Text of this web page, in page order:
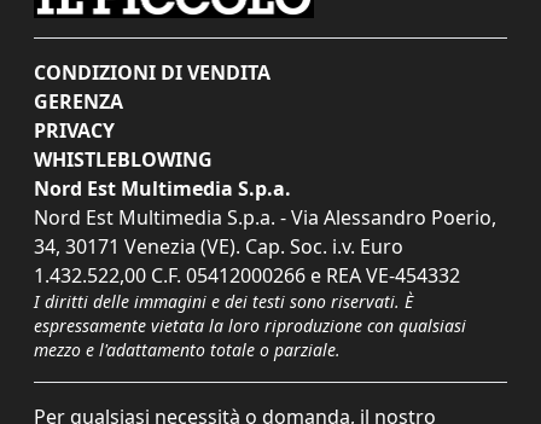
CONDIZIONI DI VENDITA
GERENZA
PRIVACY
WHISTLEBLOWING
Nord Est Multimedia S.p.a.
Nord Est Multimedia S.p.a. - Via Alessandro Poerio,
34, 30171 Venezia (VE). Cap. Soc. i.v. Euro
1.432.522,00 C.F. 05412000266 e REA VE-454332
I diritti delle immagini e dei testi sono riservati. È
espressamente vietata la loro riproduzione con qualsiasi
mezzo e l'adattamento totale o parziale.
Per qualsiasi necessità o domanda, il nostro